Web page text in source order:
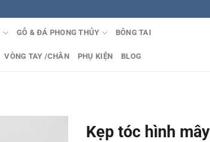
GỖ & ĐÁ PHONG THỦY BÔNG TAI
VÒNG TAY /CHÂN PHỤ KIỆN BLOG
Kẹp tóc hình